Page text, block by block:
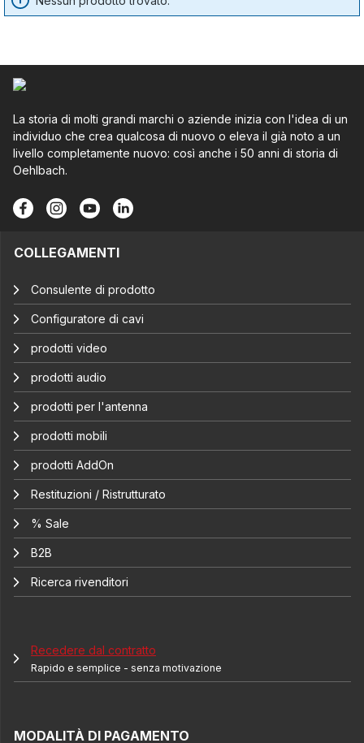
La storia di molti grandi marchi o aziende inizia con l'idea di un
individuo che crea qualcosa di nuovo o eleva il già noto a un
livello completamente nuovo: così anche i 50 anni di storia di
Oehlbach.
COLLEGAMENTI
Consulente di prodotto
Configuratore di cavi
prodotti video
prodotti audio
prodotti per l'antenna
prodotti mobili
prodotti AddOn
Restituzioni / Ristrutturato
% Sale
B2B
Ricerca rivenditori
Recedere dal contratto
Rapido e semplice - senza motivazione
MODALITÀ DI PAGAMENTO